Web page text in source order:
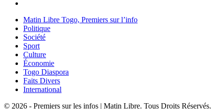
Matin Libre Togo, Premiers sur l’info
Politique
Société
Sport
Culture
Économie
Togo Diaspora
Faits Divers
International
© 2026 - Premiers sur les infos | Matin Libre. Tous Droits Réservés.